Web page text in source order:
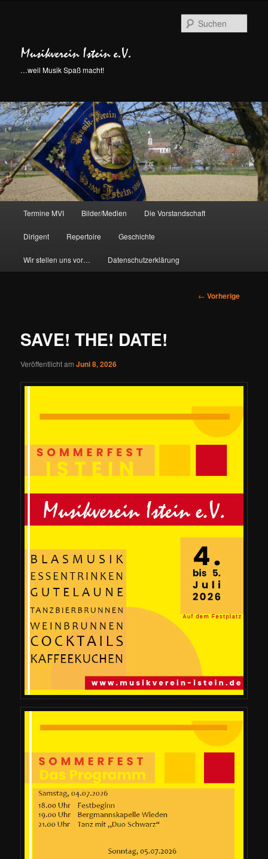
Musikverein Istein e.V.
…weil Musik Spaß macht!
Zum
Inhalt
wechseln
Termine MVI Bilder/Medien Die Vorstandschaft
Dirigent Repertoire Geschichte
Wir stellen uns vor… Datenschutzerklärung
Beitrags-
← Vorherige
SAVE! THE! DATE!
Veröffentlicht amJuni 8, 2026